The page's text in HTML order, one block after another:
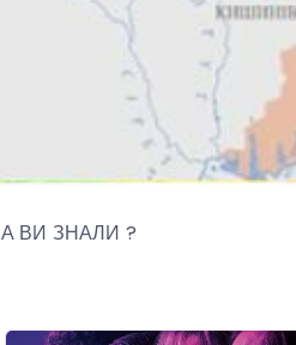
А ВИ ЗНАЛИ ?